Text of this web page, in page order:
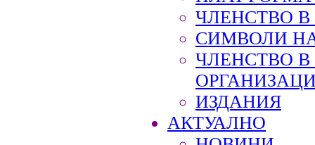
ЧЛЕНСТВО В
СИМВОЛИ
ЧЛЕНСТВО
ИЗДАНИЯ
АКТУАЛНО